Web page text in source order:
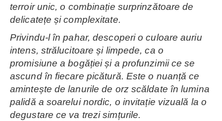
terroir unic, o combinație surprinzătoare de
delicatețe și complexitate.
Privindu-l în pahar, descoperi o culoare auriu
intens, strălucitoare și limpede, ca o
promisiune a bogăției și a profunzimii ce se
ascund în fiecare picătură. Este o nuanță ce
amintește de lanurile de orz scăldate în lumina
palidă a soarelui nordic, o invitație vizuală la o
degustare ce va trezi simțurile.